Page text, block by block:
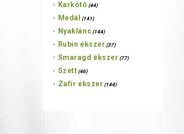
Karkötő (44)
Medál (141)
Nyaklánc (144)
Rubin ékszer (37)
Smaragd ékszer (77)
Szett (46)
Zafír ékszer (144)